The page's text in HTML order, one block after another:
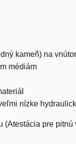
kameň) na
médiám
nízke
(Atestácia pre pitnú